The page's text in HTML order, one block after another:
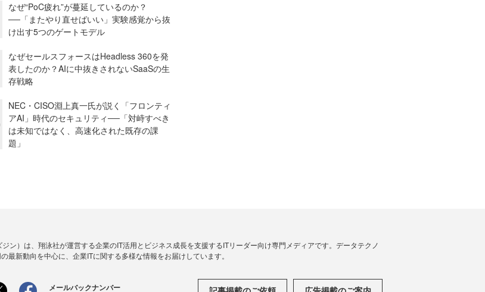
なぜ“PoC疲れ”が蔓延しているのか？
──「またやり直せばいい」実験感覚から抜
け出す5つのゲートモデル
なぜセールスフォースはHeadless 360を発
表したのか？AIに中抜きされないSaaSの生
存戦略
NEC・CISO淵上真一氏が説く「フロンティ
アAI」時代のセキュリティ──「対峙すべき
は未知ではなく、高速化された既存の課
題」
ン）は、翔泳社が運営する企業のIT活用とビジネス成長を支援するITリーダー向け専門メディアです。データテクノ
最新動向を中心に、企業ITに関する多様な情報をお届けしています。
メールバックナンバー